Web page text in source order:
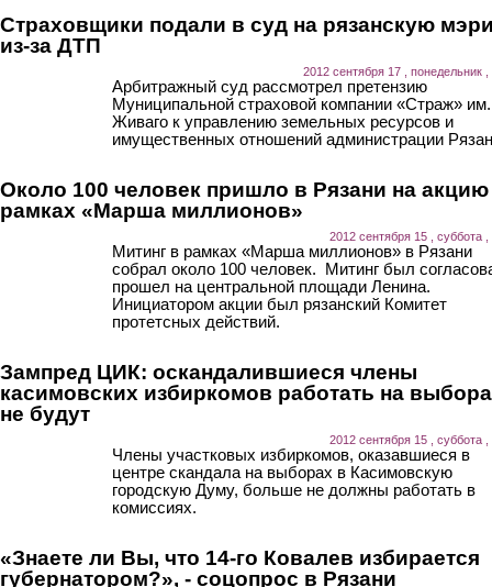
Страховщики подали в суд на рязанскую
из-за ДТП
2012 сентября 17 , понедельник ,
Арбитражный суд рассмотрел претензию
Муниципальной страховой компании «Страж»
Живаго к управлению земельных ресурсов и
имущественных отношений администрации
Около 100 человек пришло в Рязани на
рамках «Марша миллионов»
2012 сентября 15 , суббота ,
Митинг в рамках «Марша миллионов» в Рязани
собрал около 100 человек. Митинг был
прошел на центральной площади Ленина.
Инициатором акции был рязанский Комитет
протетсных действий.
Зампред ЦИК: оскандалившиеся члены
касимовских избиркомов работать на
не будут
2012 сентября 15 , суббота ,
Члены участковых избиркомов, оказавшиеся в
центре скандала на выборах в Касимовскую
городскую Думу, больше не должны работать в
комиссиях.
«Знаете ли Вы, что 14-го Ковалев избирается
губернатором?», - соцопрос в Рязани